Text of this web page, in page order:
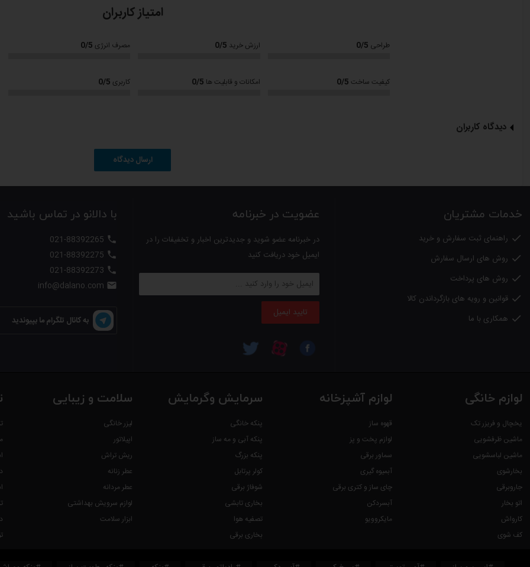
زمان پخت کمتر نسبت به سایر ظروف به دلیل طراحی اینداکشن( کفه چدنی ) در قسمت کفه ظرف
امتیاز کاربران
طراحی 0/5 ارزش خرید 0/5 مصرف انرژی 0/5
کیفیت ساخت 0/5 امکانات و قابلیت ها 0/5 کاربری 0/5
دیدگاه کاربران
ارسال دیدگاه
خدمات مشتریان
 راهنمای ثبت سفارش و خرید
 روش های ارسال سفارش
 روش های پرداخت
 قوانین و رویه های بازگرداندن کالا
 همکاری با ما
عضویت در خبرنامه
در خبرنامه عضو شوید و جدیدترین اخبار و تخفیفات را در
ایمیل خود دریافت کنید
تایید ایمیل
با دالانو در تماس باشید




به کانال تلگرام ما بپیوندید
لوازم خانگی
یخچال و فریزر تک
ماشین ظرفشویی
ماشین لباسشویی
بخارشوی
جاروبرقی
اتو بخار
کارواش
کف شوی
لوازم آشپزخانه
قهوه ساز
لوازم پخت و پز
سماور برقی
آبمیوه گیری
چای ساز و کتری برقی
آبسردکن
مایکروویو
سرمایش وگرمایش
پنکه خانگی
پنکه آبی و مه ساز
پنکه بزرگ
کولر پرتابل
شوفاژ برقی
بخاری تابشی
تصفیه هوا
بخاری برقی
سلامت و زیبایی
لیزر خانگی
اپیلاتور
ریش تراش
عطر زنانه
عطر مردانه
لوازم سرویش بهداشتی
ابزار سلامت